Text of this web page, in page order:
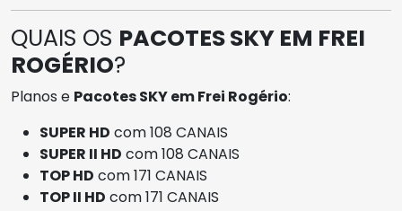
QUAIS OS PACOTES SKY EM FREI
ROGÉRIO?
Planos e Pacotes SKY em Frei Rogério:
SUPER HD com 108 CANAIS
SUPER II HD com 108 CANAIS
TOP HD com 171 CANAIS
TOP II HD com 171 CANAIS